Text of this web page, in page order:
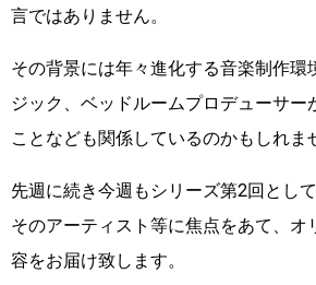
言ではありません。
その背景には年々進化する音楽制作環
ジック、ベッドルームプロデューサー
ことなども関係しているのかもしれま
先週に続き今週もシリーズ第2回とし
そのアーティスト等に焦点をあて、オ
容をお届け致します。